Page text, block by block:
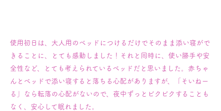
使用初日は、大人用のベッドにつけるだけでそのまま添い寝がで
きることに、とても感動しました！ それと同時に、使い勝手や安
全性など、とても考えられているベッドだと思いました。 赤ちゃ
んとベッドで添い寝すると落ちる心配がありますが、「そいねー
る」なら転落の心配がないので、夜中ずっとビクビクすることも
なく、安心して眠れました。